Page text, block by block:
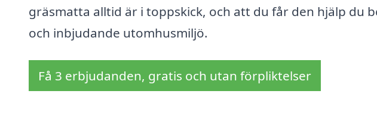
gräsmatta alltid är i toppskick, och att du får den hjälp du
och inbjudande utomhusmiljö.
Få 3 erbjudanden, gratis och utan förpliktelser